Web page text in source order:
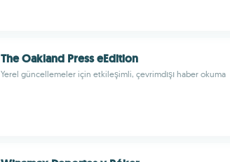
The Oakland Press eEdition
Yerel güncellemeler için etkileşimli, çevrimdışı haber okuma